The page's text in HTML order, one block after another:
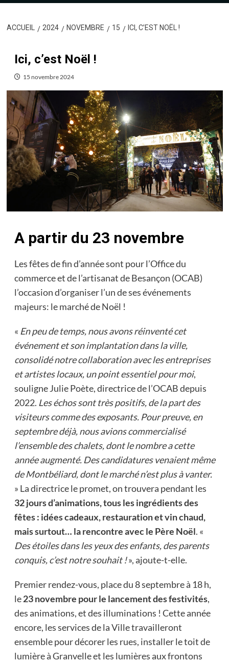
ACCUEIL 2024 NOVEMBRE 15 ICI, C’EST NOËL !
Ici, c’est Noël !
15 novembre 2024
A partir du 23 novembre
Les fêtes de fin d’année sont pour l’Office du
commerce et de l’artisanat de Besançon (OCAB)
l’occasion d’organiser l’un de ses événements
majeurs: le marché de Noël !
« En peu de temps, nous avons réinventé cet
événement et son implantation dans la ville,
consolidé notre collaboration avec les entreprises
et artistes locaux, un point essentiel pour moi,
souligne Julie Poète, directrice de l’OCAB depuis
2022. Les échos sont très positifs, de la part des
visiteurs comme des exposants. Pour preuve, en
septembre déjà, nous avions commercialisé
l’ensemble des chalets, dont le nombre a cette
année augmenté. Des candidatures venaient même
de Montbéliard, dont le marché n’est plus à vanter.
» La directrice le promet, on trouvera pendant les
32 jours d’animations, tous les ingrédients des
fêtes : idées cadeaux, restauration et vin chaud,
mais surtout… la rencontre avec le Père Noël. «
Des étoiles dans les yeux des enfants, des parents
conquis, c’est notre souhait !», ajoute-t-elle.
Premier rendez-vous, place du 8 septembre à 18 h,
le23 novembre pour le lancement des festivités,
des animations, et des illuminations ! Cette année
encore, les services de la Ville travailleront
ensemble pour décorer les rues, installer le toit de
lumière à Granvelle et les lumières aux frontons